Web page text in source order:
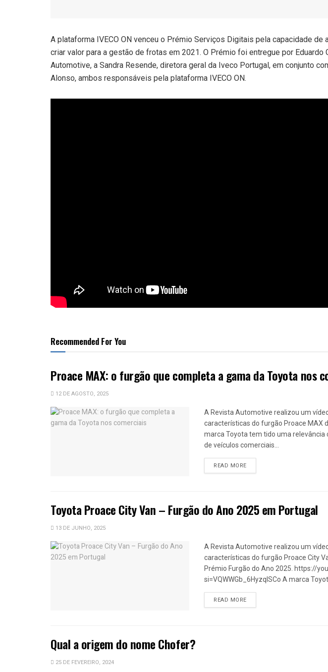
A plataforma IVECO ON venceu o Prémio Serviços Digitais pela capacidade de
criar valor para a gestão de frotas em 2021. O Prémio foi entregue por Eduardo
Automotive, a Sandra Resende, diretora geral da Iveco Portugal, em conjunto
Alonso, ambos responsáveis pela plataforma IVECO ON.
Recommended For You
Proace MAX: o furgão que completa a gama da Toyota nos
12 DE AGOSTO, 2025
A Revista Automotive realizou um
características do furgão Proace MAX
marca Toyota tem tido uma relevância
de veículos comerciais...
READ MOREDETAILS
Toyota Proace City Van – Furgão do Ano 2025 em Portugal
13 DE JUNHO, 2025
A Revista Automotive realizou um
características do furgão Proace City
Prémio Furgão do Ano 2025. https://
si=VQWWGb_6HyzqISCo A marca
READ MOREDETAILS
Qual a origem do nome Chofer?
25 DE FEVEREIRO, 2024